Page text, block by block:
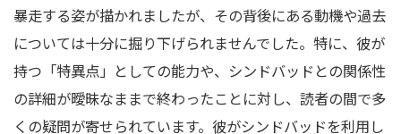
暴走する姿が描かれましたが、その背後にある動機や過去
については十分に掘り下げられませんでした。特に、彼が
持つ「特異点」としての能力や、シンドバッドとの関係性
の詳細が曖昧なままで終わったことに対し、読者の間で多
くの疑問が寄せられています。彼がシンドバッドを利用し